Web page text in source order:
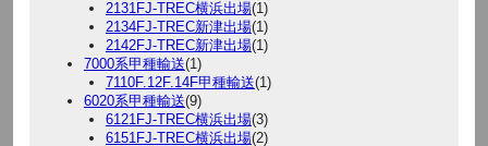
2131FJ-TREC横浜出場(1)
2134FJ-TREC新津出場(1)
2142FJ-TREC新津出場(1)
7000系甲種輸送(1)
7110F.12F.14F甲種輸送(1)
6020系甲種輸送(9)
6121FJ-TREC横浜出場(3)
6151FJ-TREC横浜出場(2)